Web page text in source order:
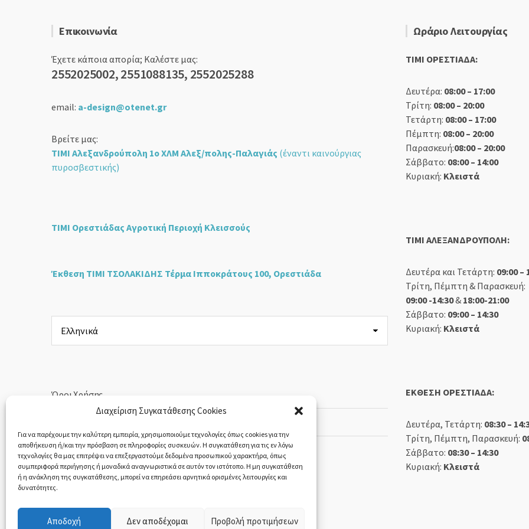
Διαχείριση Συγκατάθεσης Cookies
Για να παρέχουμε την καλύτερη εμπειρία, χρησιμοποιούμε τεχνολογίες όπως cookies για την
αποθήκευση ή/και την πρόσβαση σε πληροφορίες συσκευών. Η συγκατάθεση για τις εν λόγω
τεχνολογίες θα μας επιτρέψει να επεξεργαστούμε δεδομένα προσωπικού χαρακτήρα, όπως
συμπεριφορά περιήγησης ή μοναδικά αναγνωριστικά σε αυτόν τον ιστότοπο. Η μη συγκατάθεση
ή η ανάκληση της συγκατάθεσης, μπορεί να επηρεάσει αρνητικά ορισμένες λειτουργίες και
δυνατότητες.
Αποδοχή Δεν αποδέχομαι Προβολή προτιμήσεων
Επικοινωνία
Έχετε κάποια απορία; Καλέστε μας:
2552025002, 2551088135, 2552025288
email: a-design@otenet.gr
Βρείτε μας:
ΤΙΜΙ Αλεξανδρούπολη 1ο ΧΛΜ Αλεξ/πολης-Παλαγιάς (έναντι καινούργιας
πυροσβεστικής)
ΤΙΜΙ Ορεστιάδας Αγροτική Περιοχή Κλεισσούς
Έκθεση ΤΙΜΙ ΤΣΟΛΑΚΙΔΗΣ Τέρμα Ιπποκράτους 100, Ορεστιάδα
μια
γλώσσα
Όροι Χρήσης
Υπαναχώρηση & Επιστροφές Προϊόντων
Ωράριο Λειτουργίας
TIMI ΟΡΕΣΤΙΑΔΑ:
Δευτέρα: 08:00 – 17:00
Τρίτη: 08:00 – 20:00
Τετάρτη: 08:00 – 17:00
Πέμπτη: 08:00 – 20:00
Παρασκευή:08:00 – 20:00
Σάββατο: 08:00 – 14:00
Κυριακή: Κλειστά
TIMI ΑΛΕΞΑΝΔΡΟΥΠΟΛΗ:
Δευτέρα και Τετάρτη: 09:00 –
Τρίτη, Πέμπτη & Παρασκευή:
09:00 -14:30& 18:00-21:00
Σάββατο: 09:00 – 14:30
Κυριακή: Κλειστά
ΕΚΘΕΣΗ ΟΡΕΣΤΙΑΔΑ:
Δευτέρα, Τετάρτη: 08:30 –
Τρίτη, Πέμπτη, Παρασκευή:
Σάββατο: 08:30 – 14:30
Κυριακή: Κλειστά